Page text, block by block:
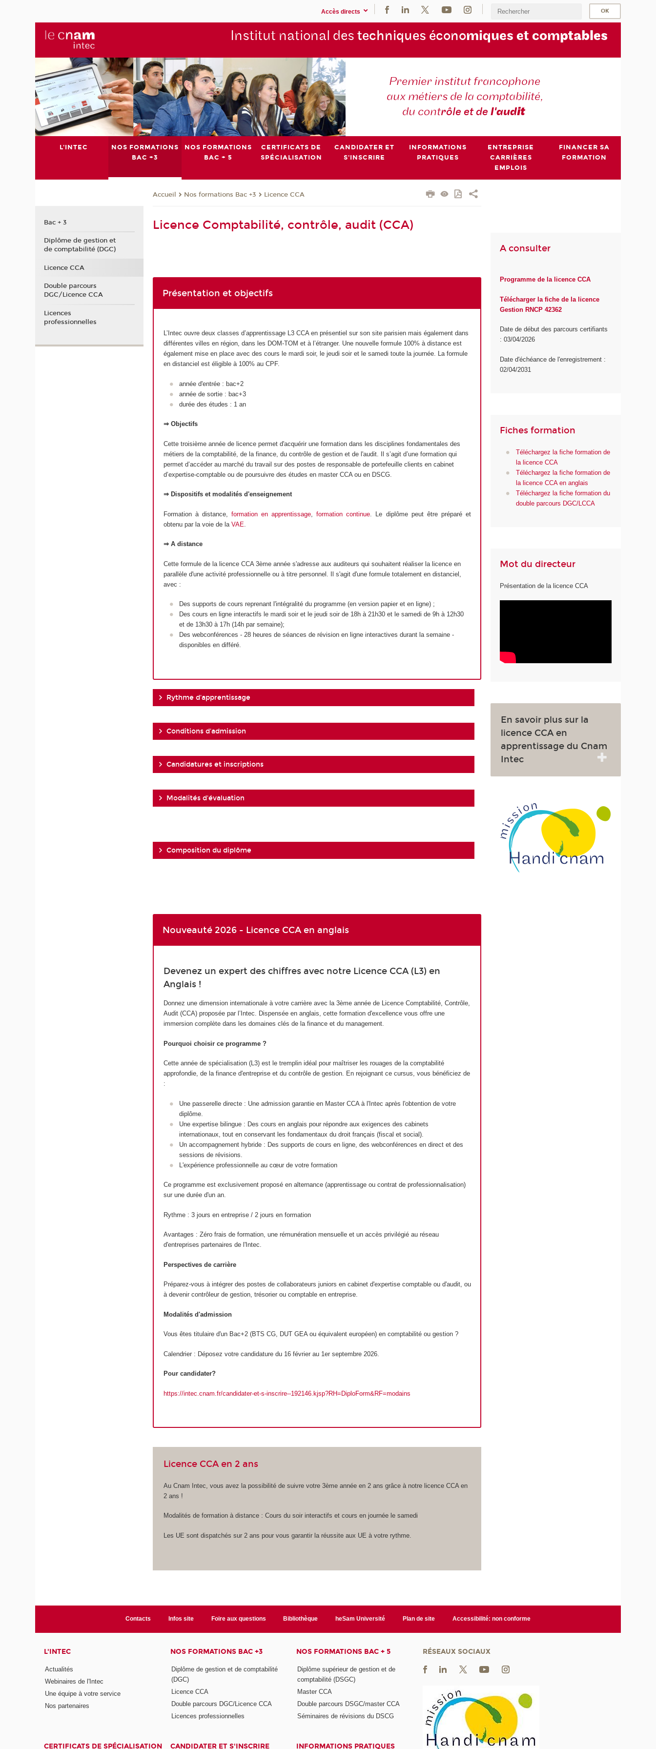
Accès directs
Institut national des techniques économiques et comptables
Premier institut francophone
aux métiers de la comptabilité,
du contrôle et del'audit
L'INTEC
NOS FORMATIONS
BAC +3
NOS FORMATIONS
BAC + 5
CERTIFICATS DE
SPÉCIALISATION
CANDIDATER ET
S'INSCRIRE
INFORMATIONS
PRATIQUES
ENTREPRISE
CARRIÈRES
EMPLOIS
FINANCER SA
FORMATION
Accueil Nos formations Bac +3 Licence CCA
Licence Comptabilité, contrôle, audit (CCA)
Présentation et objectifs
L’Intec ouvre deux classes d’apprentissage L3 CCA en présentiel sur son site parisien mais également dans
différentes villes en région, dans les DOM-TOM et à l’étranger. Une nouvelle formule 100% à distance est
également mise en place avec des cours le mardi soir, le jeudi soir et le samedi toute la journée. La formule
en distanciel est éligible à 100% au CPF.
année d'entrée : bac+2
année de sortie : bac+3
durée des études : 1 an
⇒ Objectifs
Cette troisième année de licence permet d'acquérir une formation dans les disciplines fondamentales des
métiers de la comptabilité, de la finance, du contrôle de gestion et de l'audit. Il s’agit d’une formation qui
permet d’accéder au marché du travail sur des postes de responsable de portefeuille clients en cabinet
d’expertise-comptable ou de poursuivre des études en master CCA ou en DSCG.
⇒ Dispositifs et modalités d'enseignement
Formation à distance, formation en apprentissage ,formation continue . Le diplôme peut être préparé et
obtenu par la voie de la VAE
⇒ A distance
Cette formule de la licence CCA 3ème année s'adresse aux auditeurs qui souhaitent réaliser la licence en
parallèle d'une activité professionnelle ou à titre personnel. Il s'agit d'une formule totalement en distanciel,
avec :
Des supports de cours reprenant l'intégralité du programme (en version papier et en ligne) ;
Des cours en ligne interactifs le mardi soir et le jeudi soir de 18h à 21h30 et le samedi de 9h à 12h30
et de 13h30 à 17h (14h par semaine);
Des webconférences - 28 heures de séances de révision en ligne interactives durant la semaine -
disponibles en différé.
Rythme d'apprentissage
Conditions d'admission
Candidatures et inscriptions
Modalités d'évaluation
Composition du diplôme
Nouveauté 2026 - Licence CCA en anglais
Devenez un expert des chiffres avec notre Licence CCA (L3) en
Anglais !
Donnez une dimension internationale à votre carrière avec la 3ème année de Licence Comptabilité, Contrôle,
Audit (CCA) proposée par l’Intec. Dispensée en anglais, cette formation d'excellence vous offre une
immersion complète dans les domaines clés de la finance et du management.
Pourquoi choisir ce programme ?
Cette année de spécialisation (L3) est le tremplin idéal pour maîtriser les rouages de la comptabilité
approfondie, de la finance d'entreprise et du contrôle de gestion. En rejoignant ce cursus, vous bénéficiez de
:
Une passerelle directe : Une admission garantie en Master CCA à l'Intec après l'obtention de votre
diplôme.
Une expertise bilingue : Des cours en anglais pour répondre aux exigences des cabinets
internationaux, tout en conservant les fondamentaux du droit français (fiscal et social).
Un accompagnement hybride : Des supports de cours en ligne, des webconférences en direct et des
sessions de révisions.
L'expérience professionnelle au cœur de votre formation
Ce programme est exclusivement proposé en alternance (apprentissage ou contrat de professionnalisation)
sur une durée d'un an.
Rythme : 3 jours en entreprise / 2 jours en formation
Avantages : Zéro frais de formation, une rémunération mensuelle et un accès privilégié au réseau
d'entreprises partenaires de l'Intec.
Perspectives de carrière
Préparez-vous à intégrer des postes de collaborateurs juniors en cabinet d'expertise comptable ou d'audit, ou
à devenir contrôleur de gestion, trésorier ou comptable en entreprise.
Modalités d'admission
Vous êtes titulaire d'un Bac+2 (BTS CG, DUT GEA ou équivalent européen) en comptabilité ou gestion ?
Calendrier : Déposez votre candidature du 16 février au 1er septembre 2026.
Pour candidater?
https://intec.cnam.fr/candidater-et-s-inscrire--192146.kjsp?RH=DiploForm&RF=modains
Licence CCA en 2 ans
Au Cnam Intec, vous avez la possibilité de suivre votre 3ème année en 2 ans grâce à notre licence CCA en
2 ans !
Modalités de formation à distance : Cours du soir interactifs et cours en journée le samedi
Les UE sont dispatchés sur 2 ans pour vous garantir la réussite aux UE à votre rythme.
A consulter
Programme de la licence CCA
Télécharger la fiche de la licence
Gestion RNCP 42362
Date de début des parcours certifiants
: 03/04/2026
Date d'échéance de l'enregistrement :
02/04/2031
Fiches formation
Téléchargez la fiche formation de
la licence CCA
Téléchargez la fiche formation de
la licence CCA en anglais
Téléchargez la fiche formation du
double parcours DGC/LCCA
Mot du directeur
Présentation de la licence CCA
En savoir plus sur la
licence CCA en
apprentissage du Cnam
Intec
Bac + 3
Diplôme de gestion et
de comptabilité (DGC)
Licence CCA
Double parcours
DGC/Licence CCA
Licences
professionnelles
Contacts Infos site Foire aux questions Bibliothèque heSam Université Plan de site Accessibilité: non conforme
L'INTEC
Actualités
Webinaires de l'Intec
Une équipe à votre service
Nos partenaires
NOS FORMATIONS BAC +3
Diplôme de gestion et de comptabilité
(DGC)
Licence CCA
Double parcours DGC/Licence CCA
Licences professionnelles
NOS FORMATIONS BAC + 5
Diplôme supérieur de gestion et de
comptabilité (DSGC)
Master CCA
Double parcours DSGC/master CCA
Séminaires de révisions du DSCG
CERTIFICATS DE SPÉCIALISATION CANDIDATER ET S'INSCRIRE INFORMATIONS PRATIQUES
RÉSEAUX SOCIAUX